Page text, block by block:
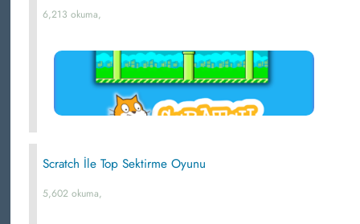
6,213 okuma,
Scratch İle Top Sektirme Oyunu
5,602 okuma,